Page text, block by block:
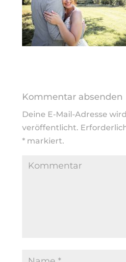
Kommentar absenden
Deine E-Mail-Adresse
veröffentlicht.
*markiert.